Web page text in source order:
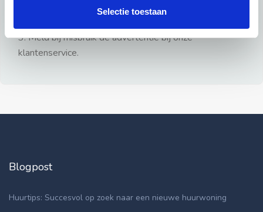
Selectie toestaan
3: Meld bij misbruik de advertentie bij onze
klantenservice.
Blogpost
Huurtips: Succesvol op zoek naar een nieuwe huurwoning